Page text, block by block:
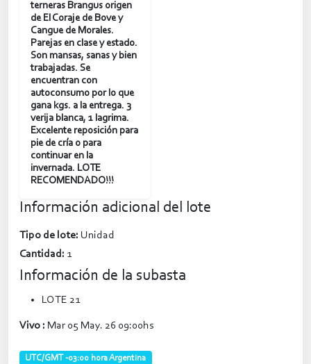
terneras Brangus origen
de El Coraje de Bove y
Cangue de Morales.
Parejas en clase y estado.
Son mansas, sanas y bien
trabajadas. Se
encuentran con
autoconsumo por lo que
gana kgs. a la entrega. 3
verija blanca, 1 lagrima.
Excelente reposición para
pie de cría o para
continuar en la
invernada. LOTE
RECOMENDADO!!!
Información adicional del lote
Tipo de lote: Unidad
Cantidad: 1
Información de la subasta
LOTE 21
Vivo : Mar 05 May. 26 09:00hs
UTC/GMT -03:00 hora Argentina